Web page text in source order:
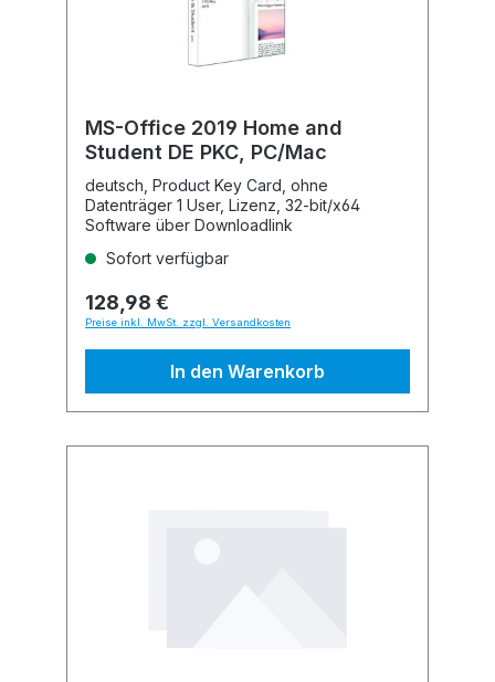
MS-Office 2019 Home and
Student DE PKC, PC/Mac
deutsch, Product Key Card, ohne
Datenträger 1 User, Lizenz, 32-bit/x64
Software über Downloadlink
Sofort verfügbar
128,98 €
Preise inkl. MwSt. zzgl. Versandkosten
In den Warenkorb